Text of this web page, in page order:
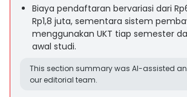
Biaya pendaftaran bervariasi dari
Rp1,8 juta, sementara sistem
menggunakan UKT tiap semester
awal studi.
This section summary was AI-assisted
our editorial team.